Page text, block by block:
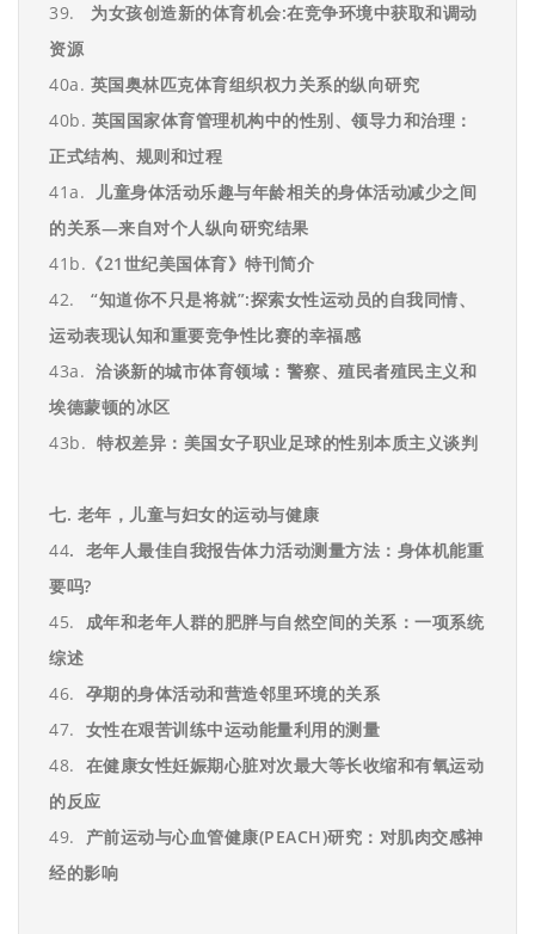
39. 为女孩创造新的体育机会:在竞争环境中获取和调动
资源
40a. 英国奥林匹克体育组织权力关系的纵向研究
40b. 英国国家体育管理机构中的性别、领导力和治理：
正式结构、规则和过程
41a. 儿童身体活动乐趣与年龄相关的身体活动减少之间
的关系—来自对个人纵向研究结果
41b. 《21世纪美国体育》特刊简介
42. “知道你不只是将就”:探索女性运动员的自我同情、
运动表现认知和重要竞争性比赛的幸福感
43a. 洽谈新的城市体育领域：警察、殖民者殖民主义和
埃德蒙顿的冰区
43b. 特权差异：美国女子职业足球的性别本质主义谈判
七. 老年，儿童与妇女的运动与健康
44. 老年人最佳自我报告体力活动测量方法：身体机能重
要吗?
45. 成年和老年人群的肥胖与自然空间的关系：一项系统
综述
46. 孕期的身体活动和营造邻里环境的关系
47. 女性在艰苦训练中运动能量利用的测量
48. 在健康女性妊娠期心脏对次最大等长收缩和有氧运动
的反应
49. 产前运动与心血管健康(PEACH)研究：对肌肉交感神
经的影响